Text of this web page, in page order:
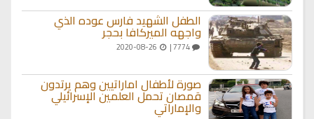
الطفل الشهيد فارس عوده الذي
واجهه الميركافا بحجر
7774 |
صورة لأطفال اماراتيين وهم يرتدون
قمصان تحمل العلمين الإسرائيلي
والإماراتي